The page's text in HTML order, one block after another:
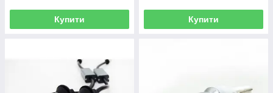
Купити Купити